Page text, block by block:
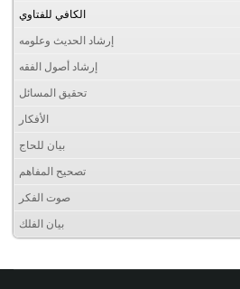
الكافي للفتاوي
إرشاد الحديث وعلومه
إرشاد أصول الفقه
تحقيق المسائل
الأفكار
بيان للحاج
تصحيح المفاهم
صوت الفكر
بيان الفلك